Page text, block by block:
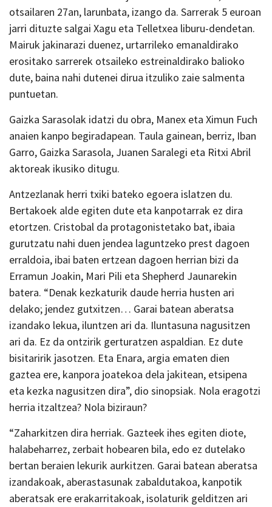
otsailaren 27an, larunbata, izango da. Sarrerak 5 euroan
jarri dituzte salgai Xagu eta Telletxea liburu-dendetan.
Mairuk jakinarazi duenez, urtarrileko emanaldirako
erositako sarrerek otsaileko estreinaldirako balioko
dute, baina nahi dutenei dirua itzuliko zaie salmenta
puntuetan.
Gaizka Sarasolak idatzi du obra, Manex eta Ximun Fuch
anaien kanpo begiradapean. Taula gainean, berriz, Iban
Garro, Gaizka Sarasola, Juanen Saralegi eta Ritxi Abril
aktoreak ikusiko ditugu.
Antzezlanak herri txiki bateko egoera islatzen du.
Bertakoek alde egiten dute eta kanpotarrak ez dira
etortzen. Cristobal da protagonistetako bat, ibaia
gurutzatu nahi duen jendea laguntzeko prest dagoen
erraldoia, ibai baten ertzean dagoen herrian bizi da
Erramun Joakin, Mari Pili eta Shepherd Jaunarekin
batera. “Denak kezkaturik daude herria husten ari
delako; jendez gutxitzen… Garai batean aberatsa
izandako lekua, iluntzen ari da. Iluntasuna nagusitzen
ari da. Ez da ontzirik gerturatzen aspaldian. Ez dute
bisitaririk jasotzen. Eta Enara, argia ematen dien
gaztea ere, kanpora joatekoa dela jakitean, etsipena
eta kezka nagusitzen dira”, dio sinopsiak. Nola eragotzi
herria itzaltzea? Nola biziraun?
“Zaharkitzen dira herriak. Gazteek ihes egiten diote,
halabeharrez, zerbait hobearen bila, edo ez dutelako
bertan beraien lekurik aurkitzen. Garai batean aberatsa
izandakoak, aberastasunak zabaldutakoa, kanpotik
aberatsak ere erakarritakoak, isolaturik gelditzen ari